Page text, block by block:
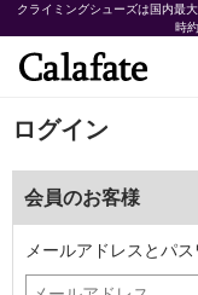
クライミングシューズは国内最
時
ログイン
会員のお客様
メールアドレスとパ